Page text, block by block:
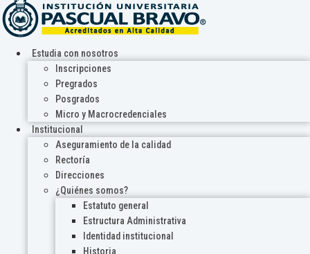
Estudia con nosotros
Inscripciones
Pregrados
Posgrados
Micro y Macrocredenciales
Institucional
Aseguramiento de la calidad
Rectoría
Direcciones
¿Quiénes somos?
Estatuto general
Estructura Administrativa
Identidad institucional
Historia